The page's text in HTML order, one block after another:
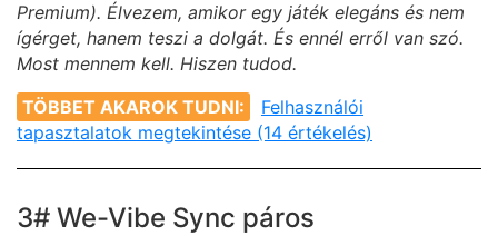
Premium). Élvezem, amikor egy játék elegáns és nem
ígérget, hanem teszi a dolgát. És ennél erről van szó.
Most mennem kell. Hiszen tudod.
TÖBBET AKAROK TUDNI:
Felhasználói
tapasztalatok megtekintése (14 értékelés)
3# We-Vibe Sync páros